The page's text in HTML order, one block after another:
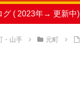
( 2023年→ 更新中)
・山手 元町